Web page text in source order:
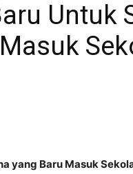
Untuk
yang Baru Masuk